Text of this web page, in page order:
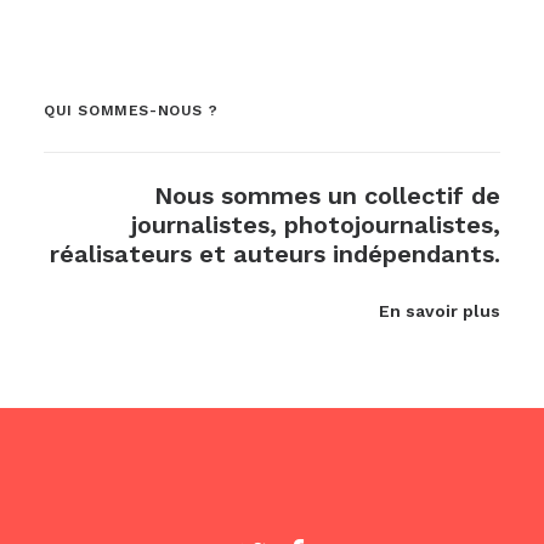
QUI SOMMES-NOUS ?
Nous sommes un collectif de
journalistes, photojournalistes,
réalisateurs et auteurs indépendants.
En savoir plus